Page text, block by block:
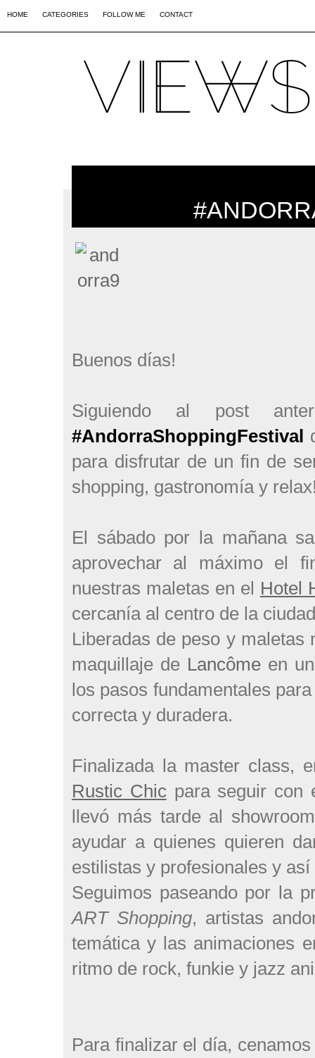
HOME CATEGORIES FOLLOW ME CONTACT
Buenos días!
Siguiendo al post
#AndorraShoppingFestival
para disfrutar de un fin de
shopping, gastronomía y
El sábado por la mañana
aprovechar al máximo el
nuestras maletas en el Hotel
cercanía al centro de la
Liberadas de peso y
maquillaje de Lancôme en
los pasos fundamentales
correcta y duradera.
Finalizada la master class,
Rustic Chicpara seguir con
llevó más tarde al
ayudar a quienes quieren
estilistas y profesionales y
Seguimos paseando por la
ART Shopping, artistas
temática y las animaciones
ritmo de rock, funkie y jazz
Para finalizar el día, cenamos